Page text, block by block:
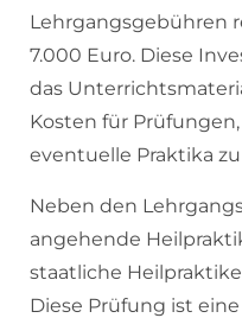
Lehrgangsgebühren
7.000 Euro. Diese
das
Kosten für
eventuelle Praktika
Neben den
angehende
staatliche
Diese Prüfung ist